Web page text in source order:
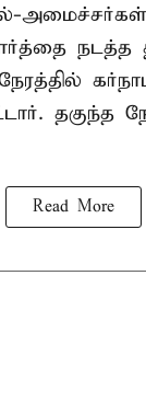
நடத்த
தகுந்த
Read More